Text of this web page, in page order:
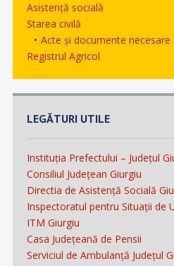
Asistență socială
Starea civilă
Acte și documente necesare
Registrul Agricol
LEGĂTURI UTILE
Instituția Prefectului – Județul
Consiliul Județean Giurgiu
Directia de Asistență Socială
Inspectoratul pentru Situații de
ITM Giurgiu
Casa Județeană de Pensii
Serviciul de Ambulanță Județul